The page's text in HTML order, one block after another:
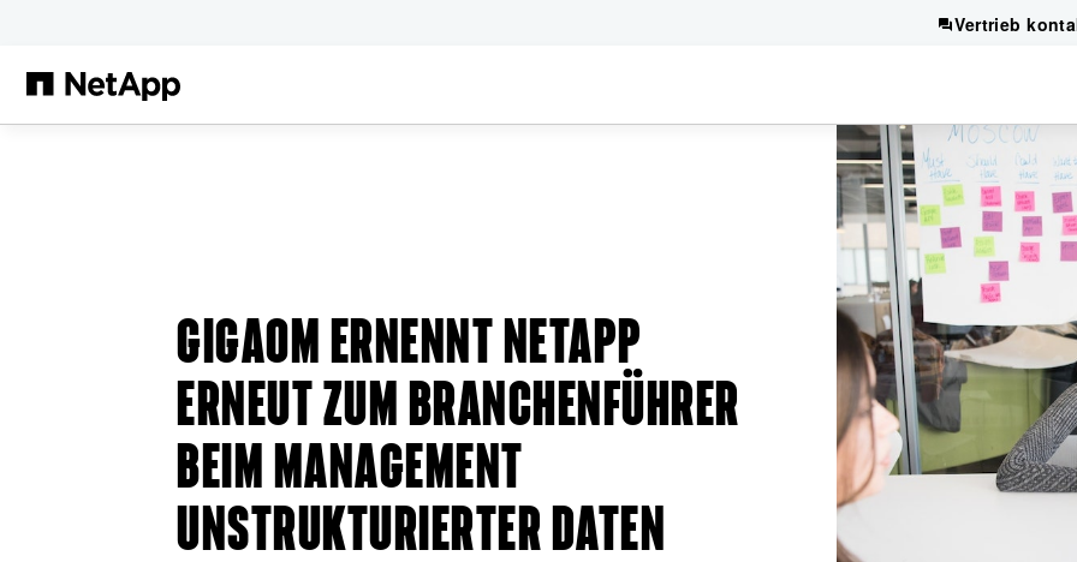
Vertrieb
GIGAOM ERNENNT NETAPP
ERNEUT ZUM BRANCHENFÜHRER
BEIM MANAGEMENT
UNSTRUKTURIERTER DATEN